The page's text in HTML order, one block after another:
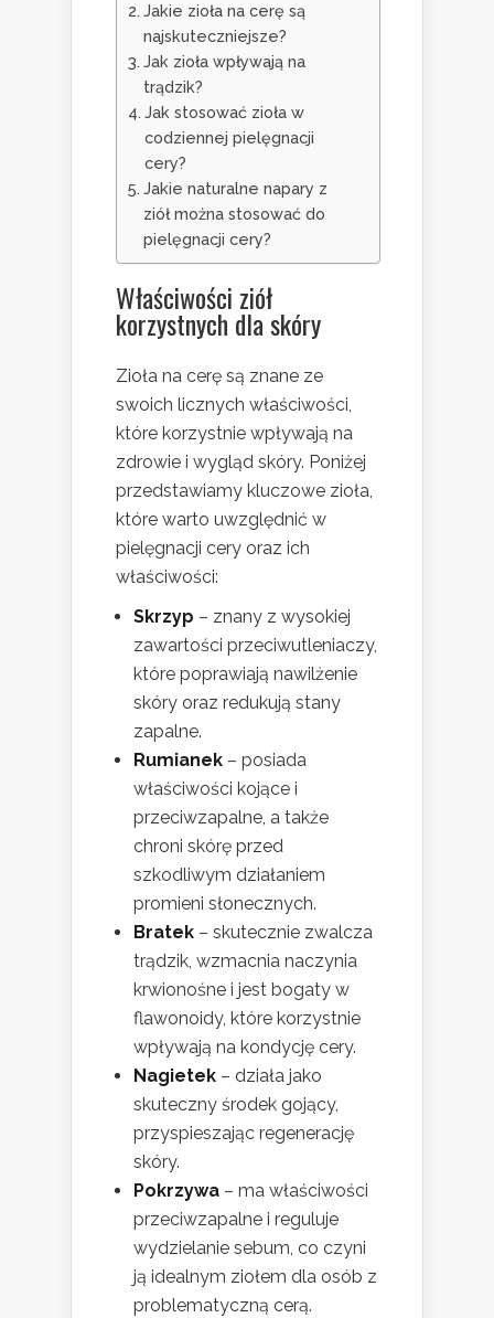
Jakie zioła na cerę są
najskuteczniejsze?
Jak zioła wpływają na
trądzik?
Jak stosować zioła w
codziennej pielęgnacji
cery?
Jakie naturalne napary z
ziół można stosować do
pielęgnacji cery?
Właściwości ziół
korzystnych dla skóry
Zioła na cerę są znane ze
swoich licznych właściwości,
które korzystnie wpływają na
zdrowie i wygląd skóry. Poniżej
przedstawiamy kluczowe zioła,
które warto uwzględnić w
pielęgnacji cery oraz ich
właściwości:
Skrzyp – znany z wysokiej
zawartości przeciwutleniaczy,
które poprawiają nawilżenie
skóry oraz redukują stany
zapalne.
Rumianek – posiada
właściwości kojące i
przeciwzapalne, a także
chroni skórę przed
szkodliwym działaniem
promieni słonecznych.
Bratek – skutecznie zwalcza
trądzik, wzmacnia naczynia
krwionośne i jest bogaty w
flawonoidy, które korzystnie
wpływają na kondycję cery.
Nagietek – działa jako
skuteczny środek gojący,
przyspieszając regenerację
skóry.
Pokrzywa – ma właściwości
przeciwzapalne i reguluje
wydzielanie sebum, co czyni
ją idealnym ziołem dla osób z
problematyczną cerą.